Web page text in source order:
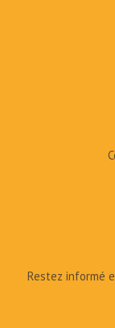
Restez informé